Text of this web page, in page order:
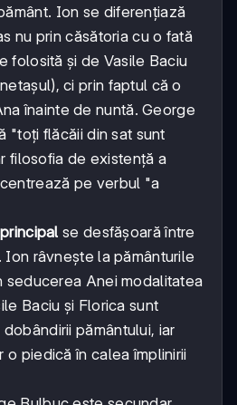
Ion se diferențiază
nu prin căsătoria cu o fată
folosită și de Vasile Baciu
ci prin faptul că o
înainte de nuntă. George
"toți flăcăii din sat sunt
filosofia de existență a
pe verbul "a
se desfășoară între
Ion râvnește la pământurile
seducerea Anei modalitatea
Baciu și Florica sunt
pământului, iar
o piedică în calea împlinirii